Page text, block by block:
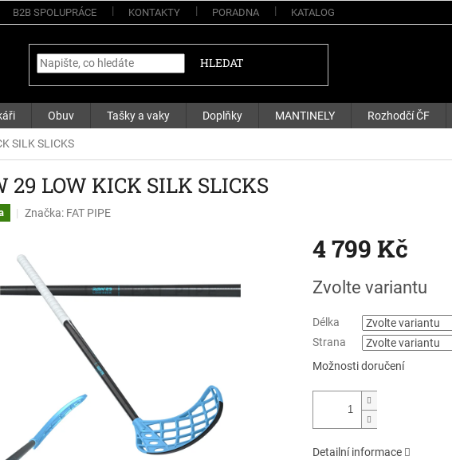
B2B SPOLUPRÁCE KONTAKTY PORADNA KATALOG
HLEDAT
Obuv Tašky a vaky Doplňky MANTINELY Rozhodčí ČF
SILK SLICKS
29 LOW KICK SILK SLICKS
Značka: FAT PIPE
4 799 Kč
cena:
Zvolte variantu
Délka
Strana
Možnosti doručení
Detailní informace